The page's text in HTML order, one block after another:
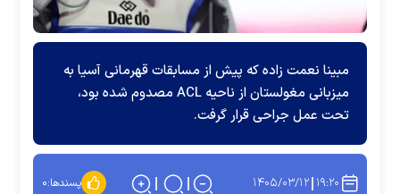
مبینا نعمت زاده که پیش از مسابقات قهرمانی آسیا به
میزبانی مغولستان از ناحیه ACL مصدوم شده بود،
تحت عمل جراحی قرار گرفت.
۱۹:۲۰ ۱۴۰۵/۰۳/۱۲ پسندها:۰